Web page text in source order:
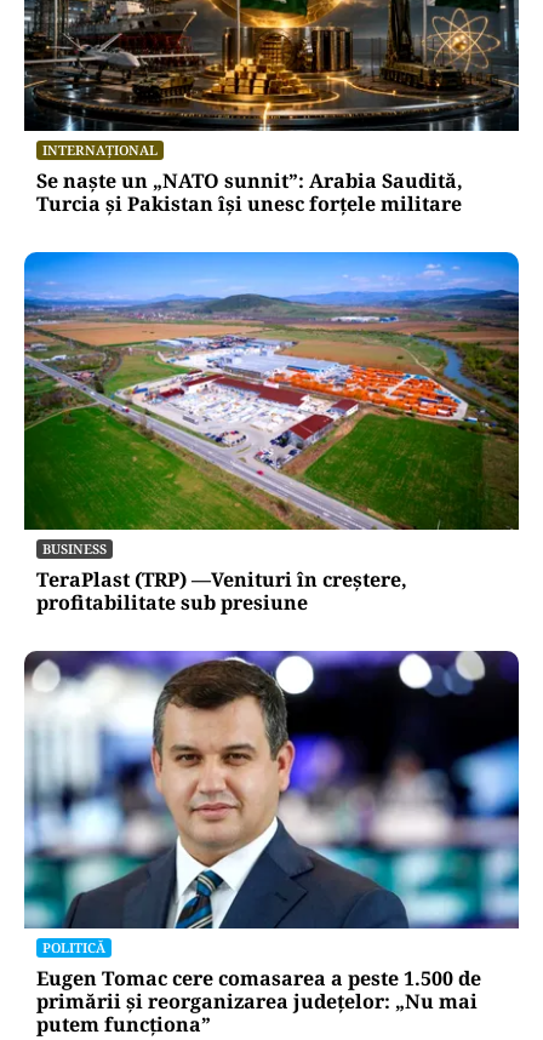
INTERNAȚIONAL
Se naște un „NATO sunnit”: Arabia Saudită,
Turcia și Pakistan își unesc forțele militare
BUSINESS
TeraPlast (TRP) —Venituri în creștere,
profitabilitate sub presiune
POLITICĂ
Eugen Tomac cere comasarea a peste 1.500 de
primării și reorganizarea județelor: „Nu mai
putem funcționa”